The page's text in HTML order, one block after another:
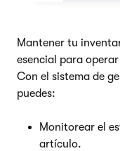
Mantener tu
esencial para
Con el sistema de
puedes:
Monitorear el
artículo.